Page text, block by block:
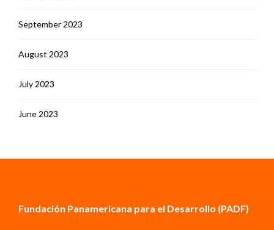
September 2023
August 2023
July 2023
June 2023
Fundación Panamericana para el Desarrollo (PADF)